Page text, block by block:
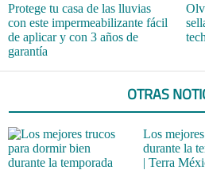
Protege tu casa de las lluvias
con este impermeabilizante fácil
de aplicar y con 3 años de
garantía
OTRAS
Los
durante la
| Terra